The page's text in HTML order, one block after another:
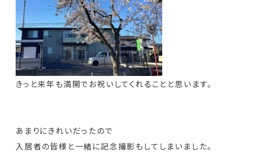
きっと来年も満開でお祝いしてくれることと思います。
あまりにきれいだったので
入居者の皆様と一緒に記念撮影もしてしまいました。